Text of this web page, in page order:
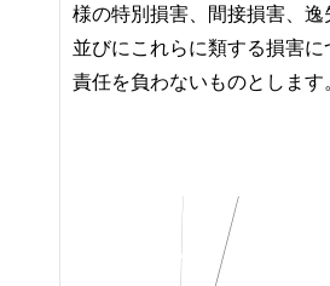
様の特別損害、間接損害、
並びにこれらに類する損害
責任を負わないものとします。
私たちについて